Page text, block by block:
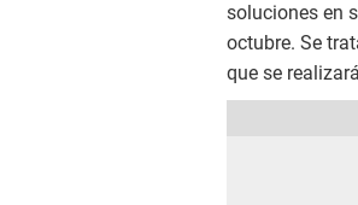
soluciones en
octubre. Se
que se